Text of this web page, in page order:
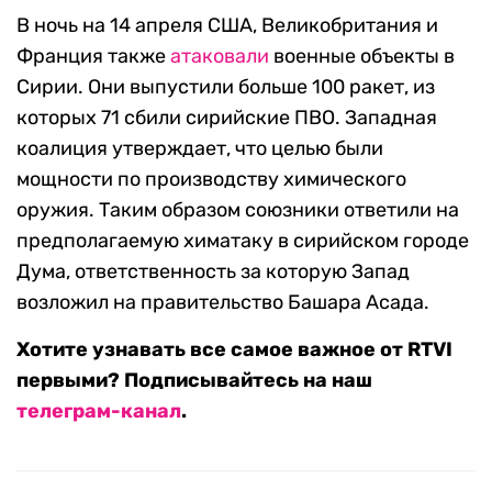
В ночь на 14 апреля США, Великобритания и
Франция такжеатаковали военные объекты в
Сирии. Они выпустили больше 100 ракет, из
которых 71 сбили сирийские ПВО. Западная
коалиция утверждает, что целью были
мощности по производству химического
оружия. Таким образом союзники ответили на
предполагаемую химатаку в сирийском городе
Дума, ответственность за которую Запад
возложил на правительство Башара Асада.
Хотите узнавать все самое важное от RTVI
первыми? Подписывайтесь на наш
телеграм-канал.